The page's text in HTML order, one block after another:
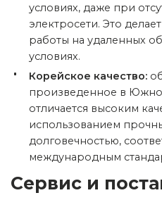
условиях, даже при
электросети. Это
работы на удаленных
условиях.
Корейское качество:
произведенное в
отличается высоким
использованием
долговечностью,
международным
Сервис и